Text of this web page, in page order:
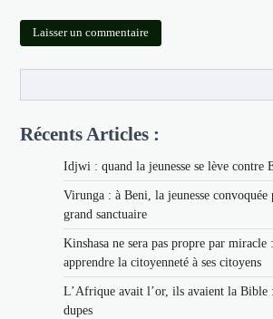
Récents Articles :
Idjwi : quand la jeunesse se lève contre
Virunga : à Beni, la jeunesse
grand sanctuaire
Kinshasa ne sera pas propre par
apprendre la citoyenneté à ses citoyens
L’Afrique avait l’or, ils avaient la Bible
dupes